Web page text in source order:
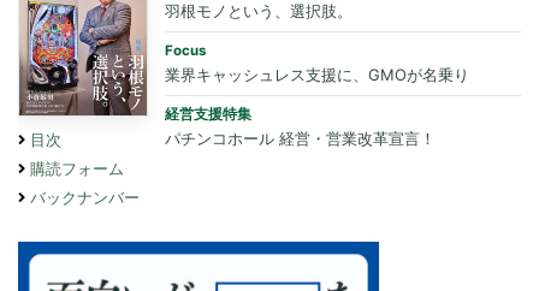
目次
購読フォーム
バックナンバー
羽根モノという、選択肢。
Focus
業界キャッシュレス支援に、GMOが名乗り
経営支援特集
パチンコホール 経営・営業改革宣言！